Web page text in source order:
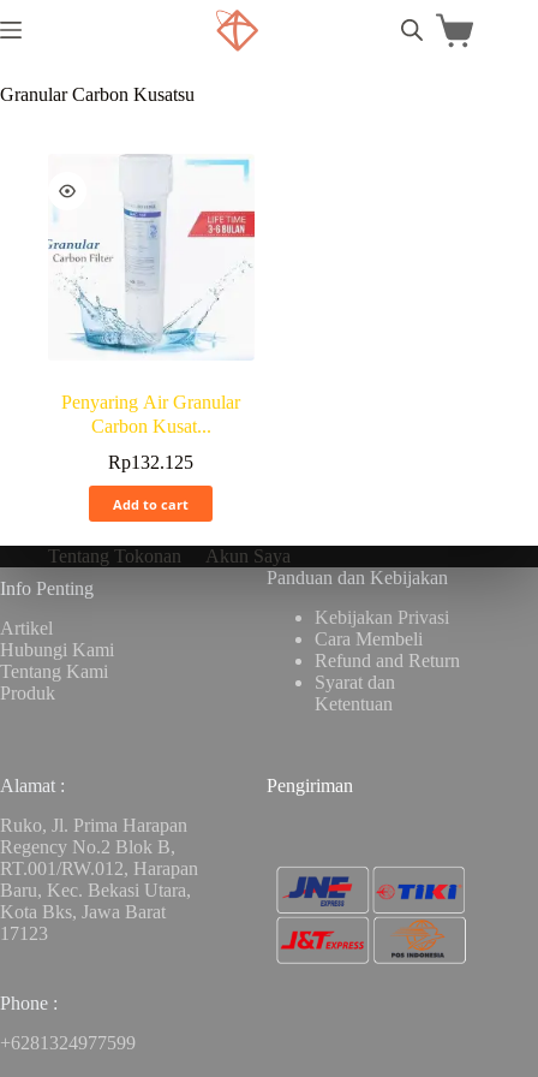
Granular Carbon Kusatsu
Penyaring Air Granular
Carbon Kusat...
Rp132.125
Add to cart
Tentang Tokonan
Akun Saya
Info Penting
Artikel
Hubungi Kami
Tentang Kami
Produk
Panduan dan Kebijakan
Kebijakan Privasi
Cara Membeli
Refund and Return
Syarat dan
Ketentuan
Alamat :
Ruko, Jl. Prima Harapan
Regency No.2 Blok B,
RT.001/RW.012, Harapan
Baru, Kec. Bekasi Utara,
Kota Bks, Jawa Barat
17123
Phone :
+6281324977599
Pengiriman